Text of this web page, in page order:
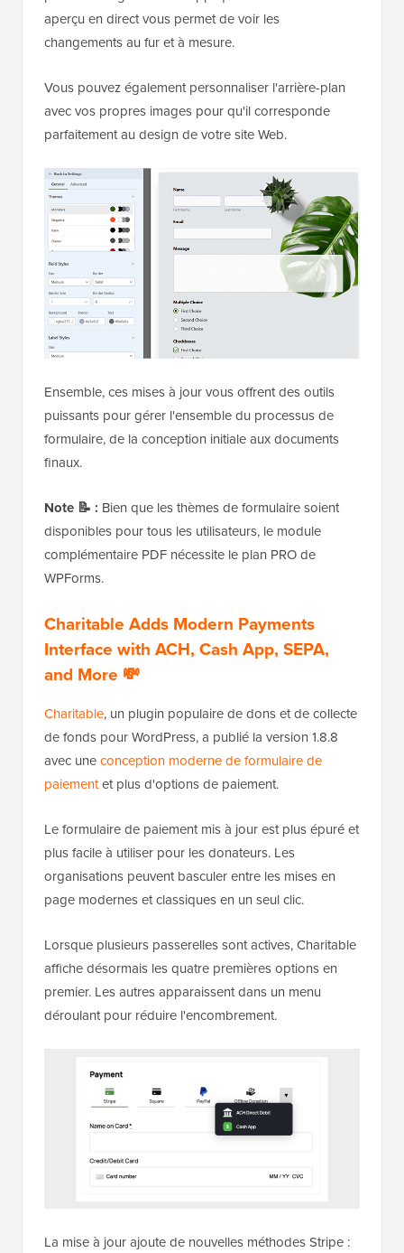
aperçu en direct vous permet de voir les
changements au fur et à mesure.
Vous pouvez également personnaliser l'arrière-plan
avec vos propres images pour qu'il corresponde
parfaitement au design de votre site Web.
Ensemble, ces mises à jour vous offrent des outils
puissants pour gérer l'ensemble du processus de
formulaire, de la conception initiale aux documents
finaux.
Note 📝 : Bien que les thèmes de formulaire soient
disponibles pour tous les utilisateurs, le module
complémentaire PDF nécessite le plan PRO de
WPForms.
Charitable Adds Modern Payments
Interface with ACH, Cash App, SEPA,
and More 💸
Charitable, un plugin populaire de dons et de collecte
de fonds pour WordPress, a publié la version 1.8.8
avec uneconception moderne de formulaire de
paiementet plus d'options de paiement.
Le formulaire de paiement mis à jour est plus épuré et
plus facile à utiliser pour les donateurs. Les
organisations peuvent basculer entre les mises en
page modernes et classiques en un seul clic.
Lorsque plusieurs passerelles sont actives, Charitable
affiche désormais les quatre premières options en
premier. Les autres apparaissent dans un menu
déroulant pour réduire l'encombrement.
La mise à jour ajoute de nouvelles méthodes Stripe :